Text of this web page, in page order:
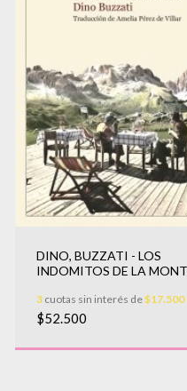
DINO, BUZZATI - LOS
INDOMITOS DE LA
3 cuotas sin interés de$17.500
$52.500